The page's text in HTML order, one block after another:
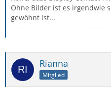
Ohne Bilder ist es irgendwie
gewöhnt ist...
Rianna
Mitglied